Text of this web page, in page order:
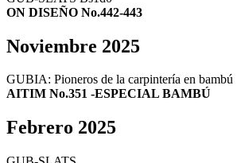
ON DISEÑO No.442-443
Noviembre 2025
GUBIA: Pioneros de la carpintería en bambú
AITIM No.351 -ESPECIAL BAMBÚ
Febrero 2025